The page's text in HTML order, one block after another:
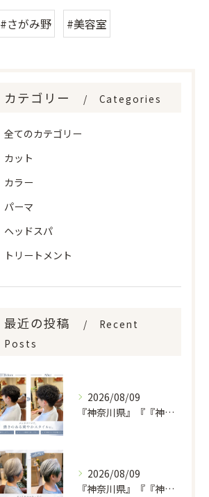
#さがみ野 #美容室
カテゴリー Categories
全てのカテゴリー
カット
カラー
パーマ
ヘッドスパ
トリートメント
最近の投稿
Recent
Posts
2026/08/09
『神奈川県』『『神奈川県』『綾瀬市』『海老名市』『美容室』
2026/08/09
『神奈川県』『『神奈川県』『綾瀬市』『海老名市』『美容室』